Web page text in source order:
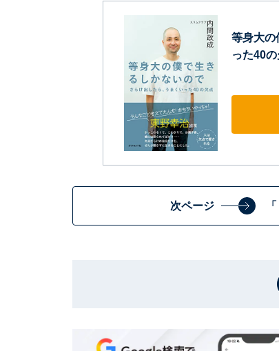
等身大の
った40
次ページ